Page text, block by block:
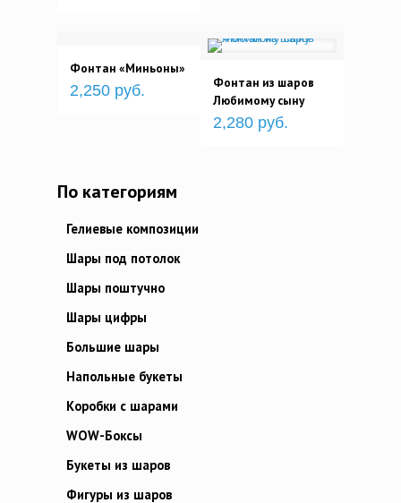
Фонтан «Миньоны»
2,250 руб.
Фонтан из шаров
Любимому сыну
2,280 руб.
По категориям
Гелиевые композиции
Шары под потолок
Шары поштучно
Шары цифры
Большие шары
Напольные букеты
Коробки с шарами
WOW-Боксы
Букеты из шаров
Фигуры из шаров